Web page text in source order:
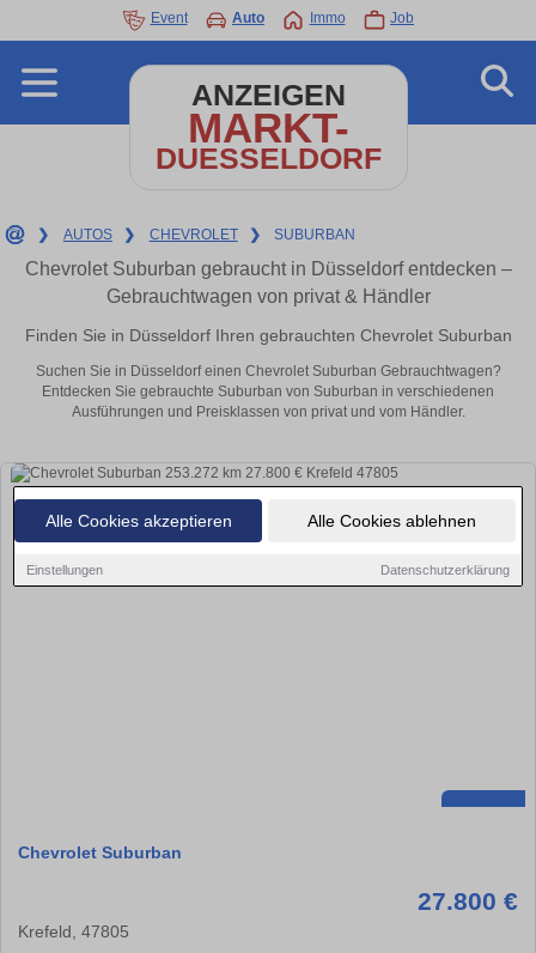
Alle Cookies akzeptieren Alle Cookies ablehnen
Einstellungen Datenschutzerklärung
Event Auto Immo Job
ANZEIGEN
MARKT-
DUESSELDORF
❯ AUTOS ❯ CHEVROLET ❯ SUBURBAN
Chevrolet Suburban gebraucht in Düsseldorf entdecken –
Gebrauchtwagen von privat & Händler
Finden Sie in Düsseldorf Ihren gebrauchten Chevrolet Suburban
Suchen Sie in Düsseldorf einen Chevrolet Suburban Gebrauchtwagen?
Entdecken Sie gebrauchte Suburban von Suburban in verschiedenen
Ausführungen und Preisklassen von privat und vom Händler.
Chevrolet Suburban
27.800 €
Krefeld, 47805